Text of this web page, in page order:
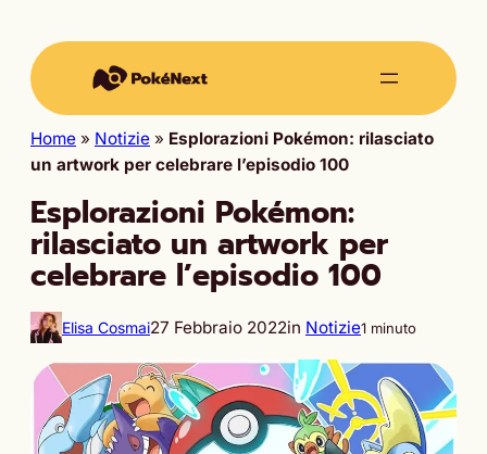
Home » Notizie » Esplorazioni Pokémon: rilasciato
un artwork per celebrare l’episodio 100
Esplorazioni Pokémon:
rilasciato un artwork per
celebrare l’episodio 100
Elisa Cosmai27 Febbraio 2022in Notizie1 minuto